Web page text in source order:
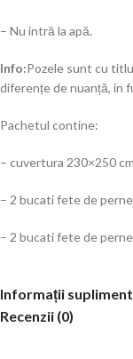
– Nu intră la apă.
Info:Pozele sunt cu
diferențe de nuanță, in
Pachetul contine:
– cuvertura 230×250
– 2 bucati fete de
– 2 bucati fete de
Informații
Recenzii (0)